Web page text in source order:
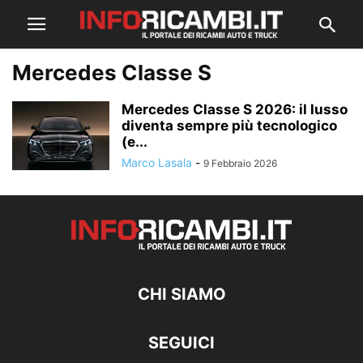
Mercedes Classe S
Mercedes Classe S 2026: il lusso
diventa sempre più tecnologico
(e...
Marco Lasala - 9 Febbraio 2026
CHI SIAMO
SEGUICI